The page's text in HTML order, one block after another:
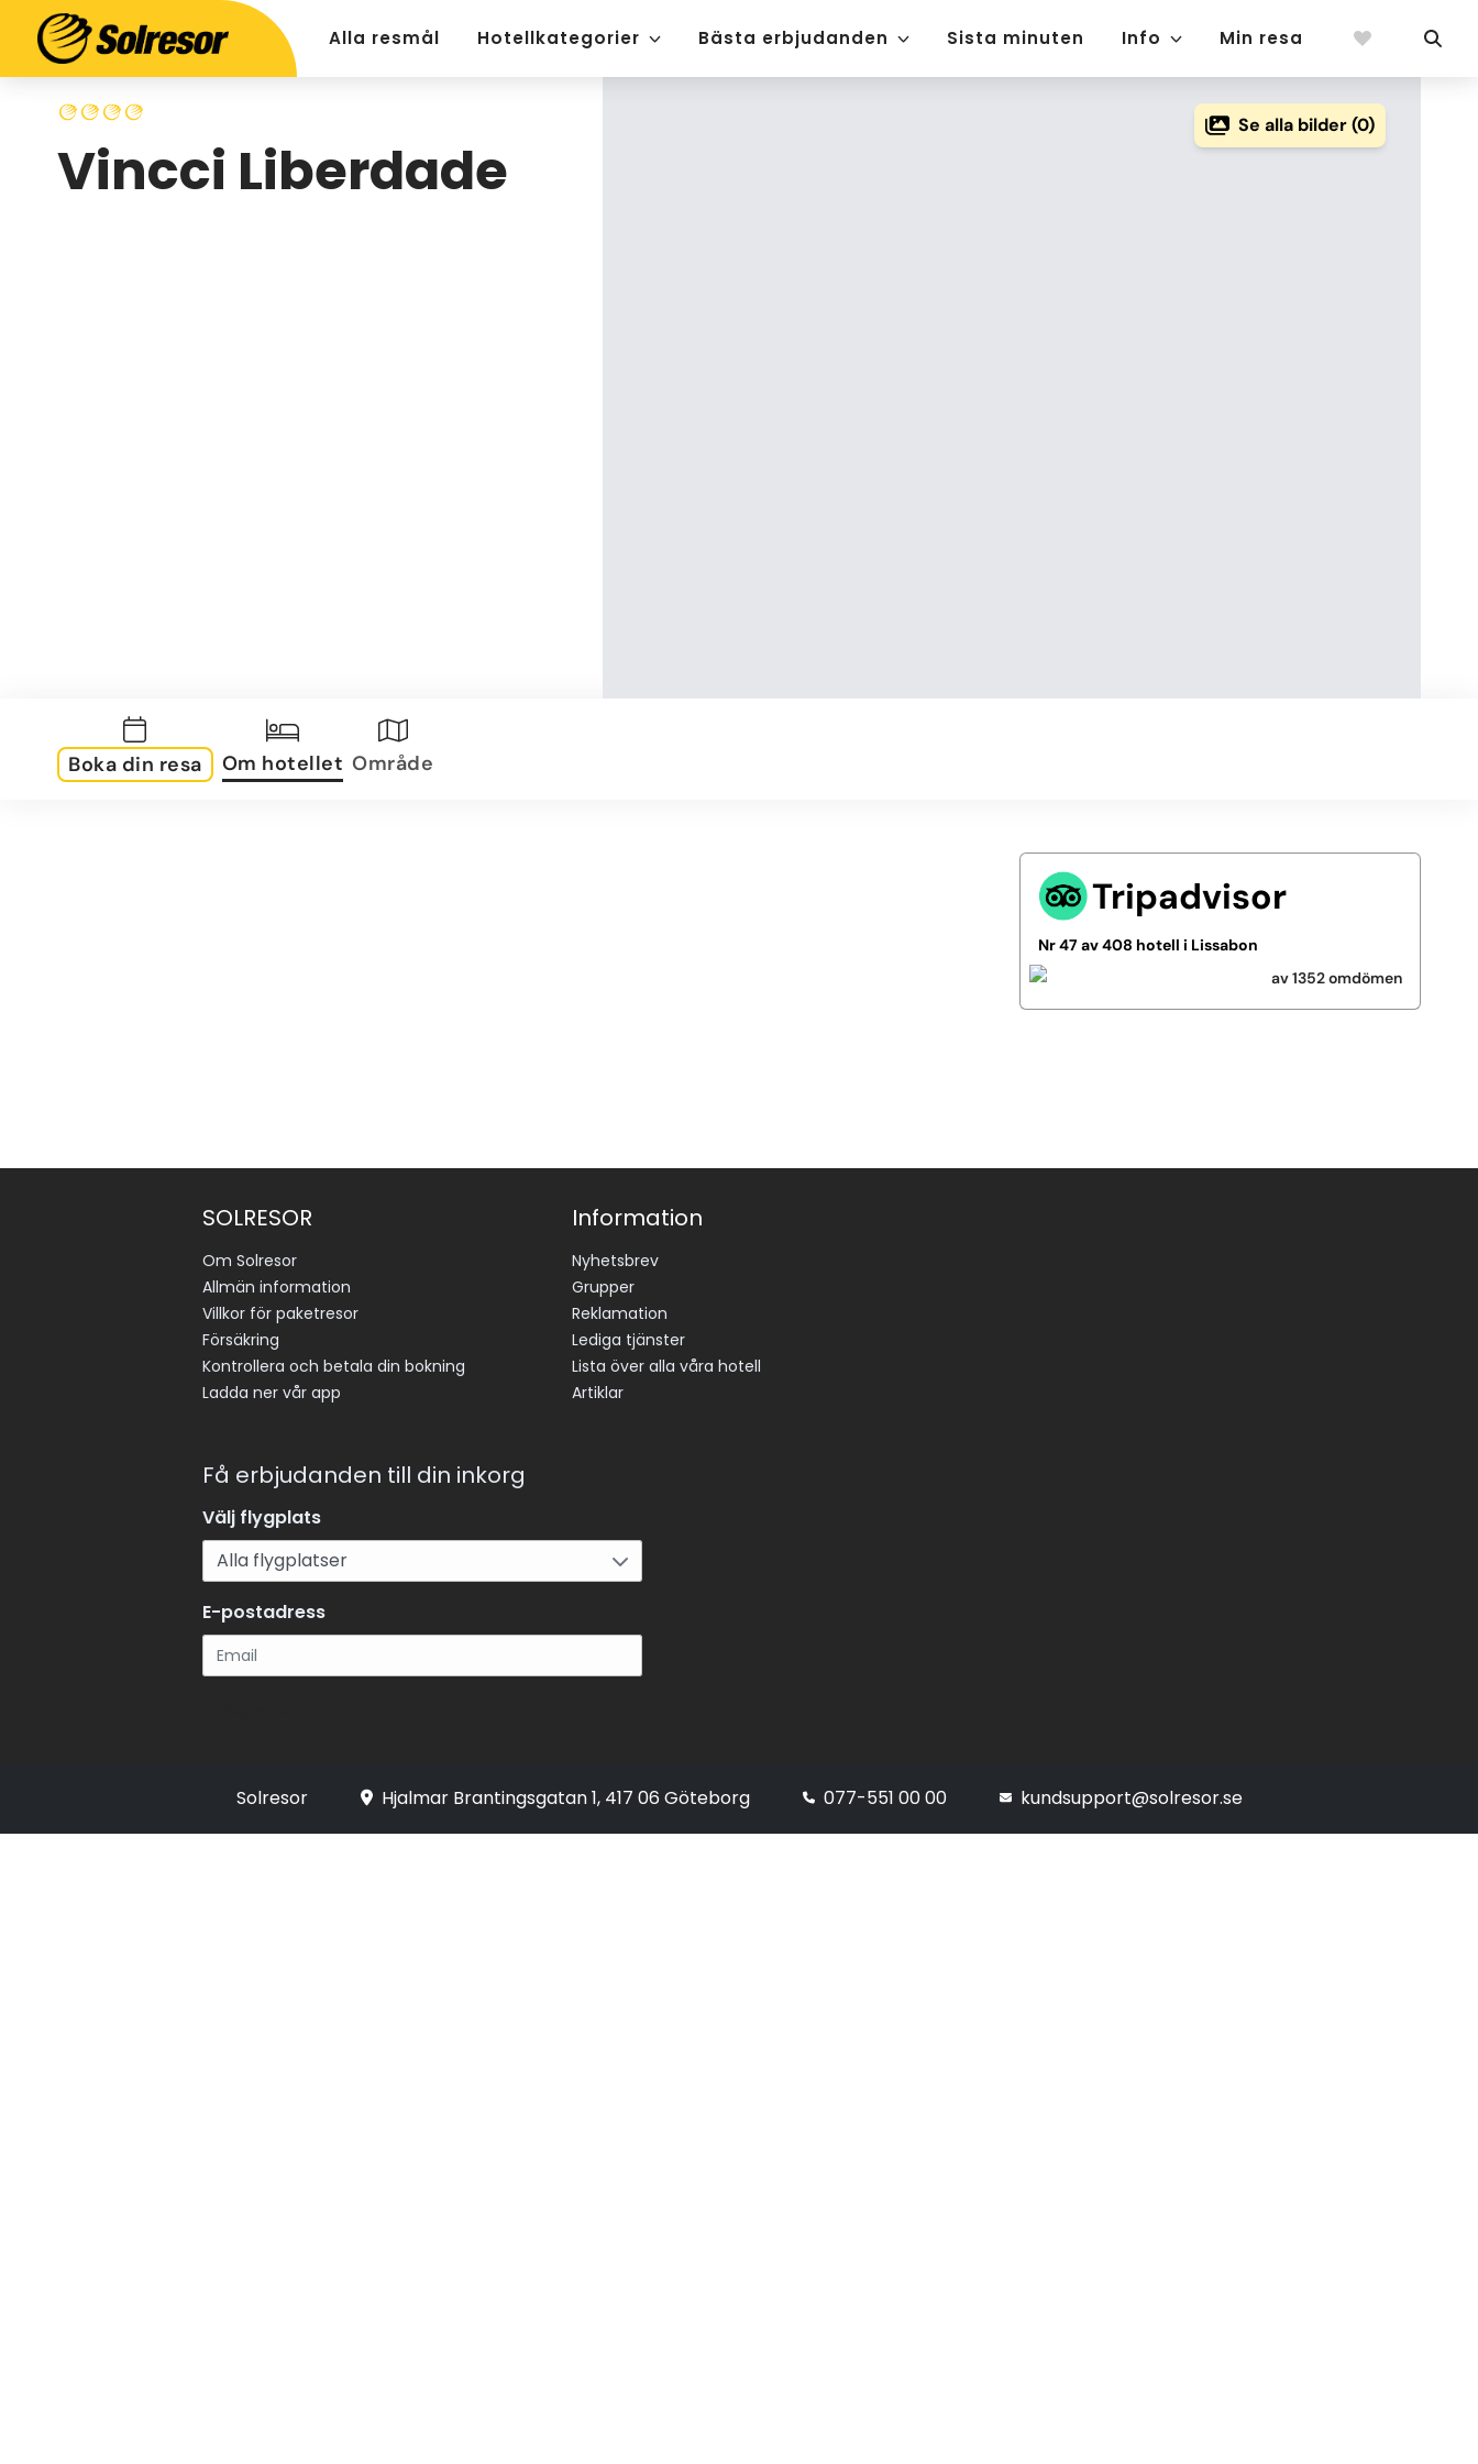
Alla resmål Hotellkategorier Bästa erbjudanden Sista minuten Info Min resa
Vincci Liberdade
Se alla bilder (0)
Boka din resa Om hotellet Område
Tripadvisor
Nr 47 av 408 hotell i Lissabon
av 1352 omdömen
SOLRESOR
Om Solresor
Allmän information
Villkor för paketresor
Försäkring
Kontrollera och betala din bokning
Ladda ner vår app
Information
Nyhetsbrev
Grupper
Reklamation
Lediga tjänster
Lista över alla våra hotell
Artiklar
Få erbjudanden till din inkorg
Välj flygplats
E-postadress
Solresor Hjalmar Brantingsgatan 1, 417 06 Göteborg 077-551 00 00 kundsupport@solresor.se